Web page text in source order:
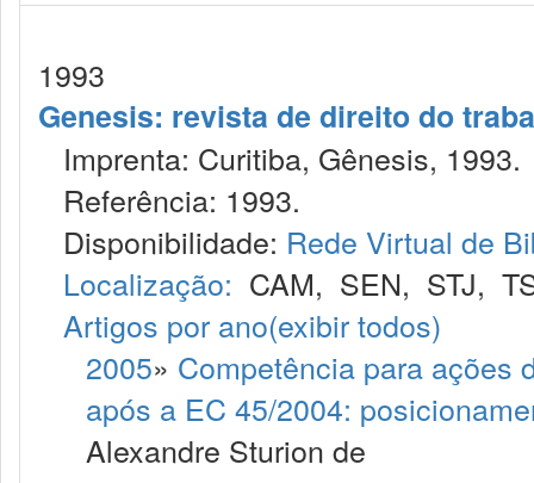
1993
Genesis: revista de direito do
Imprenta: Curitiba, Gênesis, 1993.
Referência: 1993.
Disponibilidade: Rede Virtual de
Localização: CAM, SEN, STJ,
Artigos por ano(exibir todos)
2005» Competência para ações
após a EC 45/2004:
Alexandre Sturion de